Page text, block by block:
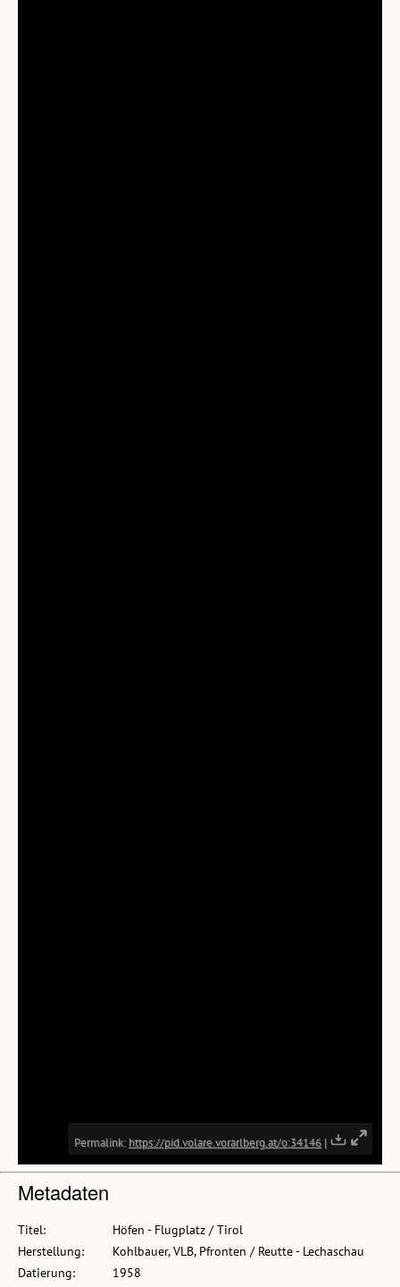
Metadaten
Titel:
Höfen - Flugplatz / Tirol
Herstellung:
Kohlbauer, VLB, Pfronten / Reutte - Lechaschau
Datierung:
1958